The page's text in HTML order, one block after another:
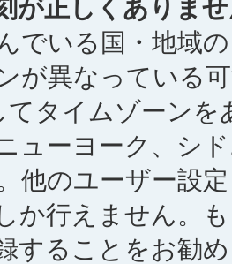
が正しくありま
でいる国・地域
が異なっている
てタイムゾーン
ューヨーク、シ
他のユーザー設
か行えません。
することをお勧